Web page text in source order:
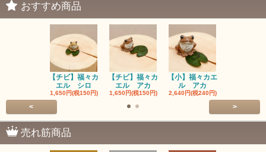
おすすめ商品
【チビ】福々カ
エル シロ
1,650円(税150円)
【チビ】福々カ
エル アカ
1,650円(税150円)
【小】福々カエ
ル アカ
2,640円(税240円)
< >
売れ筋商品